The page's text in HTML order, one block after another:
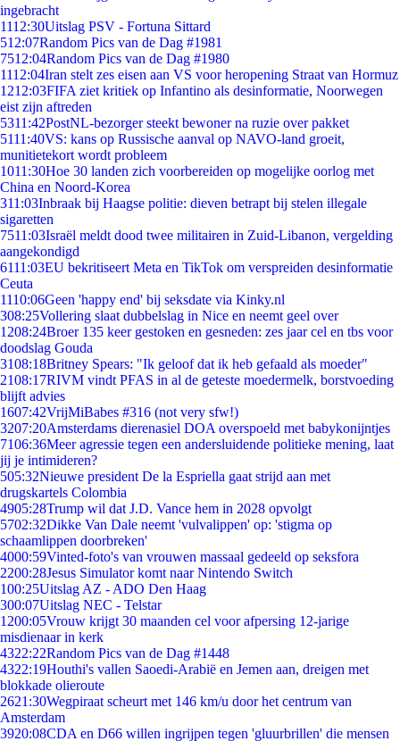
ingebracht
1112:30Uitslag PSV - Fortuna Sittard
512:07Random Pics van de Dag #1981
7512:04Random Pics van de Dag #1980
1112:04Iran stelt zes eisen aan VS voor heropening Straat van Hormuz
1212:03FIFA ziet kritiek op Infantino als desinformatie, Noorwegen
eist zijn aftreden
5311:42PostNL-bezorger steekt bewoner na ruzie over pakket
5111:40VS: kans op Russische aanval op NAVO-land groeit,
munitietekort wordt probleem
1011:30Hoe 30 landen zich voorbereiden op mogelijke oorlog met
China en Noord-Korea
311:03Inbraak bij Haagse politie: dieven betrapt bij stelen illegale
sigaretten
7511:03Israël meldt dood twee militairen in Zuid-Libanon, vergelding
aangekondigd
6111:03EU bekritiseert Meta en TikTok om verspreiden desinformatie
Ceuta
1110:06Geen 'happy end' bij seksdate via Kinky.nl
308:25Vollering slaat dubbelslag in Nice en neemt geel over
1208:24Broer 135 keer gestoken en gesneden: zes jaar cel en tbs voor
doodslag Gouda
3108:18Britney Spears: "Ik geloof dat ik heb gefaald als moeder"
2108:17RIVM vindt PFAS in al de geteste moedermelk, borstvoeding
blijft advies
1607:42VrijMiBabes #316 (not very sfw!)
3207:20Amsterdams dierenasiel DOA overspoeld met babykonijntjes
7106:36Meer agressie tegen een andersluidende politieke mening, laat
jij je intimideren?
505:32Nieuwe president De la Espriella gaat strijd aan met
drugskartels Colombia
4905:28Trump wil dat J.D. Vance hem in 2028 opvolgt
5702:32Dikke Van Dale neemt 'vulvalippen' op: 'stigma op
schaamlippen doorbreken'
4000:59Vinted-foto's van vrouwen massaal gedeeld op seksfora
2200:28Jesus Simulator komt naar Nintendo Switch
100:25Uitslag AZ - ADO Den Haag
300:07Uitslag NEC - Telstar
1200:05Vrouw krijgt 30 maanden cel voor afpersing 12-jarige
misdienaar in kerk
4322:22Random Pics van de Dag #1448
4322:19Houthi's vallen Saoedi-Arabië en Jemen aan, dreigen met
blokkade olieroute
2621:30Wegpiraat scheurt met 146 km/u door het centrum van
Amsterdam
3920:08CDA en D66 willen ingrijpen tegen 'gluurbrillen' die mensen